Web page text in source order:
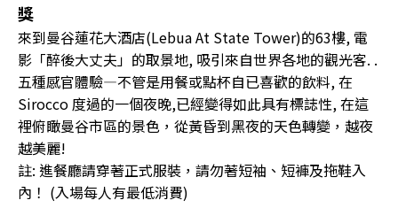
獎
來到曼谷蓮花大酒店(Lebua At State Tower)的63樓, 電
影「醉後大丈夫」的取景地, 吸引來自世界各地的觀光客. .
五種感官體驗—不管是用餐或點杯自已喜歡的飲料, 在
Sirocco 度過的一個夜晚,已經變得如此具有標誌性, 在這
裡俯瞰曼谷市區的景色，從黃昏到黑夜的天色轉變，越夜
越美麗!
註: 進餐廳請穿著正式服裝，請勿著短袖、短褲及拖鞋入
內！ (入場每人有最低消費)